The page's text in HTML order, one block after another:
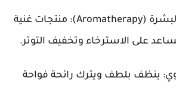
مجموعة العناية بالبشرة (Aromatherapy): منتجات غنية
على الاسترخاء وتخفيف التوتر.
ينظف بلطف ويترك رائحة فواحة